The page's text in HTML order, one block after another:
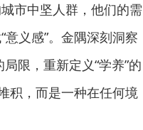
市中坚人群，他们的需
义感”。金隅深刻洞察
限，重新定义“学养”的
积，而是一种在任何境